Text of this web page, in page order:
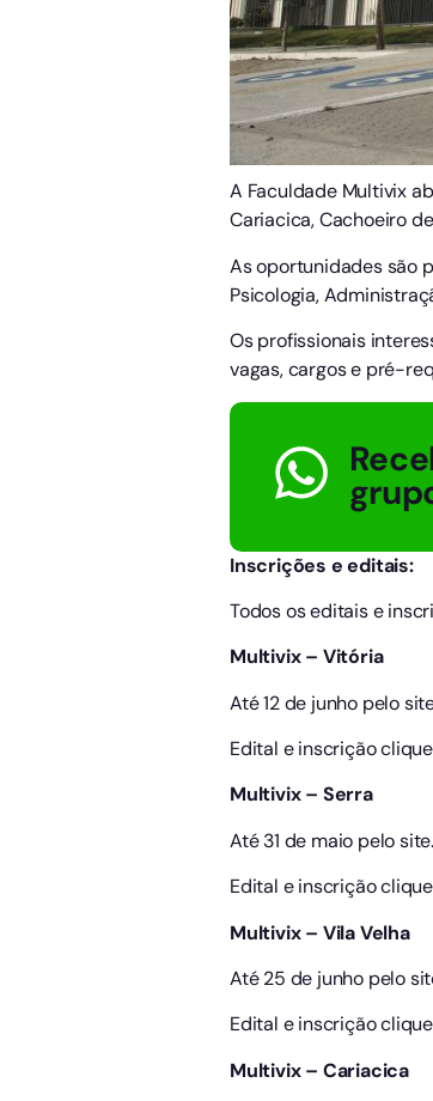
A Faculdade Multivix
Cariacica, Cachoeiro
As oportunidades são
Psicologia,
Os profissionais
vagas, cargos e pré-
Inscrições e editais:
Todos os editais e
Multivix – Vitória
Até 12 de junho pelo
Edital e inscrição
Multivix – Serra
Até 31 de maio pelo site.
Edital e inscrição
Multivix – Vila Velha
Até 25 de junho pelo
Edital e inscrição
Multivix – Cariacica